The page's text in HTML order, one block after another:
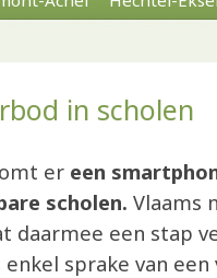
in scholen
er een
scholen. Vlaams
daarmee een stap
sprake van